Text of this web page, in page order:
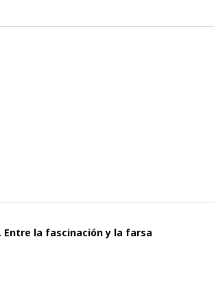
la fascinación y la farsa